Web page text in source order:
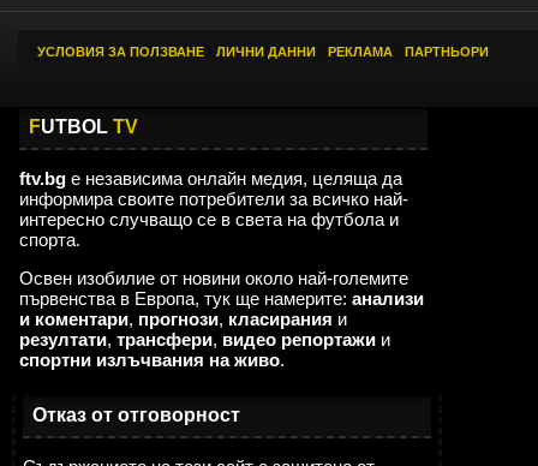
УСЛОВИЯ ЗА ПОЛЗВАНЕ ЛИЧНИ ДАННИ РЕКЛАМА ПАРТНЬОРИ
FUTBOL TV
ftv.bg е независима онлайн медия, целяща да
информира своите потребители за всичко най-
интересно случващо се в света на футбола и
спорта.
Освен изобилие от новини около най-големите
първенства в Европа, тук ще намерите: анализи
и коментари, прогнози, класирания и
резултати, трансфери, видео репортажи и
спортни излъчвания на живо.
Отказ от отговорност